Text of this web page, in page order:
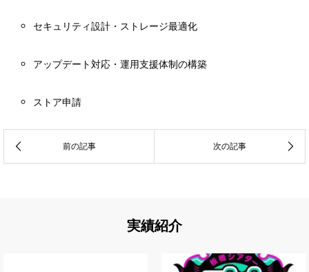
セキュリティ設計・ストレージ最適化
アップデート対応・運用支援体制の構築
ストア申請
実績紹介